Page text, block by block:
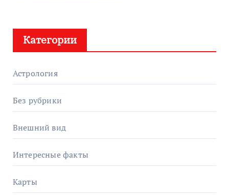
Категории
Астрология
Без рубрики
Внешний вид
Интересные факты
Карты